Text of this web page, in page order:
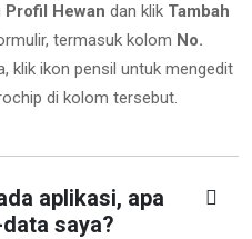
Profil Hewan dan klik Tambah
termasuk kolom No.
klik ikon pensil untuk mengedit
di kolom tersebut.
aplikasi, apa
saya?